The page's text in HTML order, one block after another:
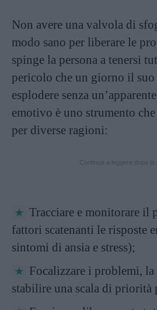
Non avere una valvola di
modo sano per liberare le
spinge la persona a tenersi
pericolo che un giorno il suo
esplodere senza
emotivo è uno strumento
per diverse ragioni:
Tracciare e monitorare il
fattori scatenanti le risposte
sintomi di ansia e stress);
Focalizzare i problemi, la
stabilire una scala di priorità